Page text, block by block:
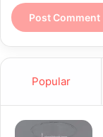
Popular